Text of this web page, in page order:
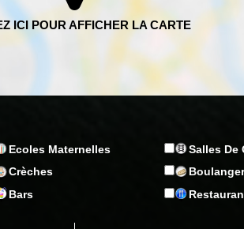
Ecoles Maternelles Salles De
Crèches
Bars